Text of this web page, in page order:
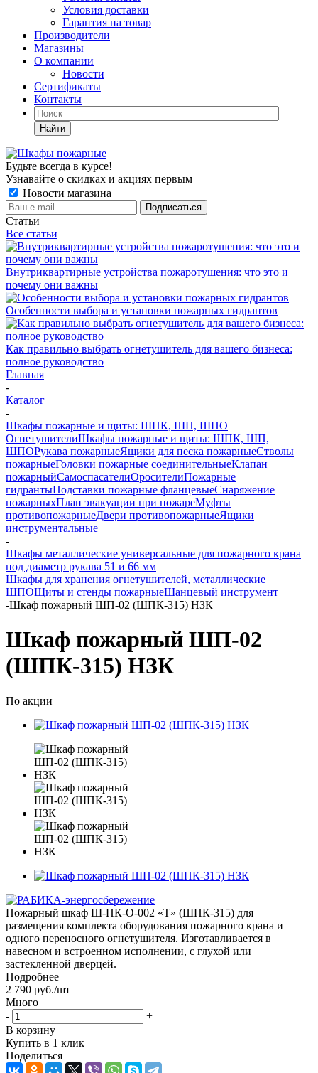
Условия доставки
Гарантия на товар
Производители
Магазины
О компании
Новости
Сертификаты
Контакты
Найти
Будьте всегда в курсе!
Узнавайте о скидках и акциях первым
Новости магазина
Статьи
Все статьи
Внутриквартирные устройства пожаротушения: что это и
почему они важны
Особенности выбора и установки пожарных гидрантов
Как правильно выбрать огнетушитель для вашего бизнеса:
полное руководство
Главная
-
Каталог
-
Шкафы пожарные и щиты: ШПК, ШП, ШПО
ОгнетушителиШкафы пожарные и щиты: ШПК, ШП,
ШПОРукава пожарныеЯщики для песка пожарныеСтволы
пожарныеГоловки пожарные соединительныеКлапан
пожарныйСамоспасателиОросителиПожарные
гидрантыПодставки пожарные фланцевыеСнаряжение
пожарныхПлан эвакуации при пожареМуфты
противопожарныеДвери противопожарныеЯщики
инструментальные
-
Шкафы металлические универсальные для пожарного крана
под диаметр рукава 51 и 66 мм
Шкафы для хранения огнетушителей, металлические
ШПОЩиты и стенды пожарныеШанцевый инструмент
-Шкаф пожарный ШП-02 (ШПК-315) НЗК
Шкаф пожарный ШП-02
(ШПК-315) НЗК
По акции
Пожарный шкаф Ш-ПК-О-002 «Т» (ШПК-315) для
размещения комплекта оборудования пожарного крана и
одного переносного огнетушителя. Изготавливается в
навесном и встроенном исполнении, с глухой или
застекленной дверцей.
Подробнее
2 790 руб./шт
Много
-
+
В корзину
Купить в 1 клик
Поделиться